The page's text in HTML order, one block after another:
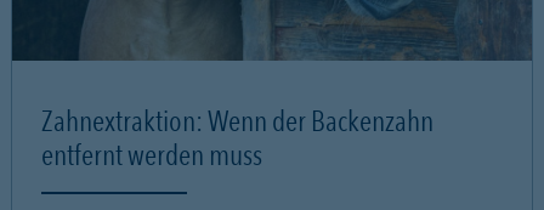
Zahnextraktion: Wenn der Backenzahn
entfernt werden muss